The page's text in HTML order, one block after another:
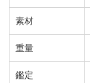
素材
重量
鑑定